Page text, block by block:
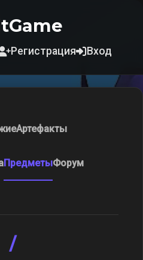
Регистрация Вход
Артефакты
ПредметыФорум
/